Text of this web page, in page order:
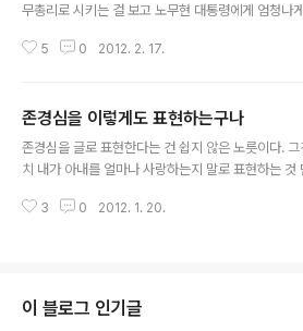
무총리로 시키는 걸 보고 노무현 대통령에게 엄청나
는 생각을 했다. 요즘 김진표(민주당 원내총무)가 X맨
결국 소득세와 법인세 감세를 이끌어냈다. 한덕수는
박 정부 되니까 주미대사까지 하며 승승장구했다.
한덕수 당시 국무총리 내정자가 대학교 새내기들을 코
자신의 생각을 아주 솔직하게 밝혔다. 사실 너무 솔직
5 0 2012. 2. 17.
존경심을 이렇게도 표현하는구나
존경심을 글로 표현한다는 건 쉽지 않은 노릇이다. 그
치 내가 아내를 얼마나 사랑하는지 말로 표현하는 것
놓는다고 진정성이 드러나는 것도 아니다. 소설가이자
방문한 슬라보예 지젝을 사흘 동안 동행취재한 경험을
탕으로 쓴 '현실 자본주의 개혁은 철학적 코뮤니즘보
3 0 2012. 1. 20.
이 블로그 인기글